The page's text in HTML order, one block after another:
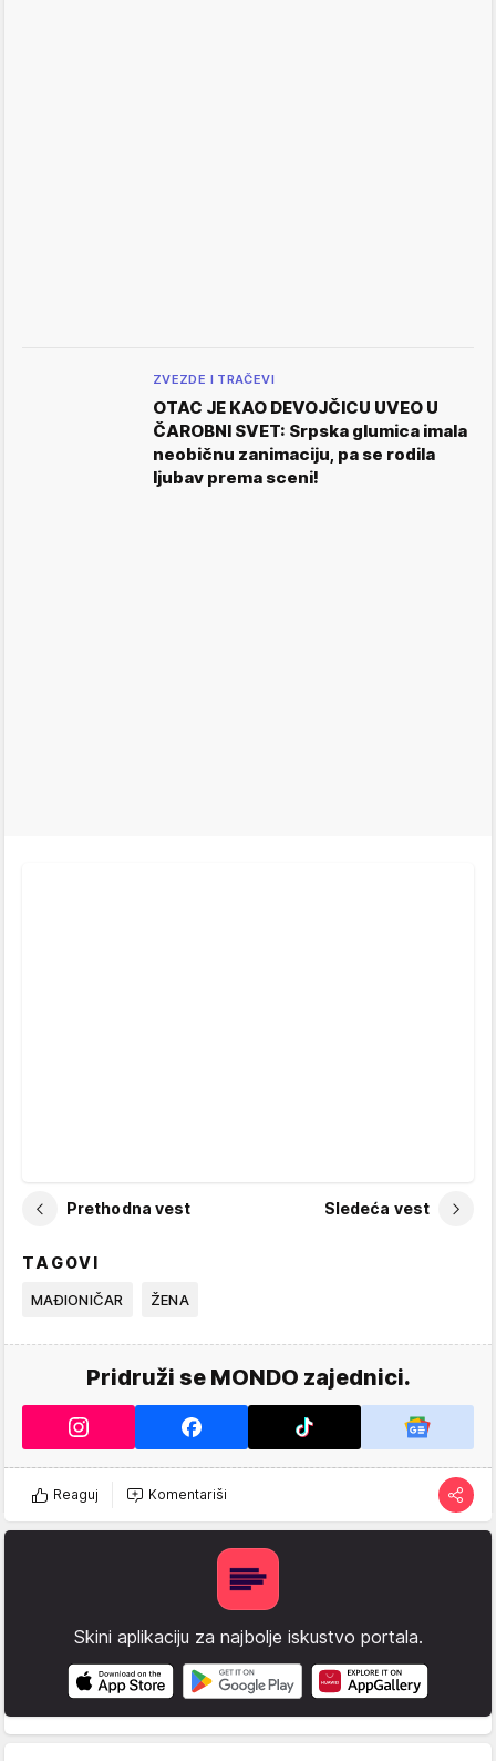
ZVEZDE I TRAČEVI
OTAC JE KAO DEVOJČICU UVEO U
ČAROBNI SVET: Srpska glumica imala
neobičnu zanimaciju, pa se rodila
ljubav prema sceni!
Prethodna vest Sledeća vest
TAGOVI
MAĐIONIČAR ŽENA
Pridruži se MONDO zajednici.
Reaguj Komentariši
Skini aplikaciju za najbolje iskustvo portala.